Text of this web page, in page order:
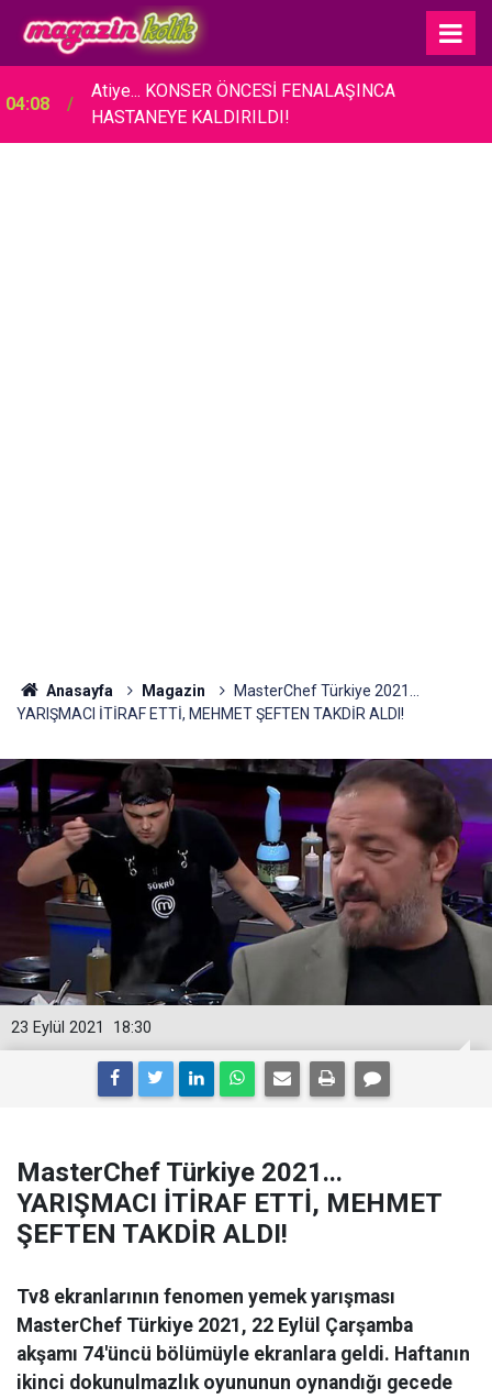
04:08
Atiye... KONSER ÖNCESİ FENALAŞINCA
HASTANEYE KALDIRILDI!
Anasayfa Magazin
MasterChef Türkiye 2021...
YARIŞMACI İTİRAF ETTİ, MEHMET ŞEFTEN TAKDİR ALDI!
18:30
23 Eylül 2021
MasterChef Türkiye 2021...
YARIŞMACI İTİRAF ETTİ, MEHMET
ŞEFTEN TAKDİR ALDI!
Tv8 ekranlarının fenomen yemek yarışması
MasterChef Türkiye 2021, 22 Eylül Çarşamba
akşamı 74'üncü bölümüyle ekranlara geldi. Haftanın
ikinci dokunulmazlık oyununun oynandığı gecede